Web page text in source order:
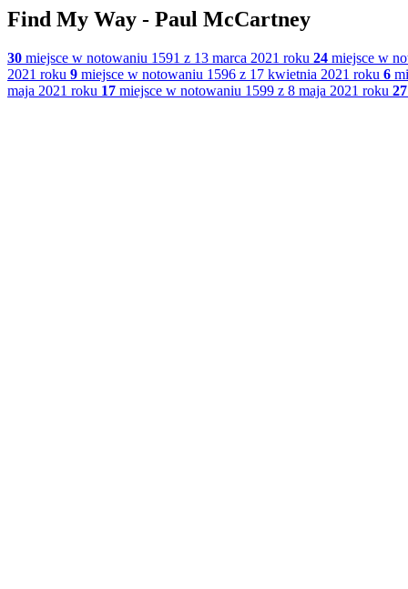
Find My Way - Paul McCartney
30 miejsce w notowaniu 1591 z 13 marca 2021 roku 24 miejsce w
2021 roku 9 miejsce w notowaniu 1596 z 17 kwietnia 2021 roku 6
maja 2021 roku 17 miejsce w notowaniu 1599 z 8 maja 2021 roku 27